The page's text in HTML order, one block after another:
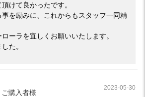
けて良かったです。
を励みに、これからもスタッフ一同精
ーラを宜しくお願いいたします。
た。
ご購入者様
2023-05-30